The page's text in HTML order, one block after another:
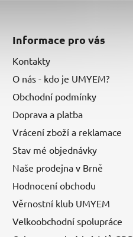
Informace pro vás
Kontakty
O nás - kdo je UMYEM?
Obchodní podmínky
Doprava a platba
Vrácení zboží a reklamace
Stav mé objednávky
Naše prodejna v Brně
Hodnocení obchodu
Věrnostní klub UMYEM
Velkoobchodní spolupráce